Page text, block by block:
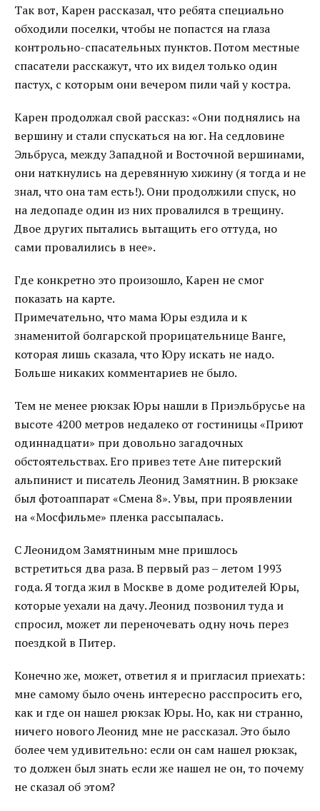
Так вот, Карен рассказал, что ребята специально
обходили поселки, чтобы не попастся на глаза
контрольно-спасательных пунктов. Потом местные
спасатели расскажут, что их видел только один
пастух, с которым они вечером пили чай у костра.
Карен продолжал свой рассказ: «Они поднялись на
вершину и стали спускаться на юг. На седловине
Эльбруса, между Западной и Восточной вершинами,
они наткнулись на деревянную хижину (я тогда и не
знал, что она там есть!). Они продолжили спуск, но
на ледопаде один из них провалился в трещину.
Двое других пытались вытащить его оттуда, но
сами провалились в нее».
Где конкретно это произошло, Карен не смог
показать на карте.
Примечательно, что мама Юры ездила и к
знаменитой болгарской прорицательнице Ванге,
которая лишь сказала, что Юру искать не надо.
Больше никаких комментариев не было.
Тем не менее рюкзак Юры нашли в Приэльбрусье на
высоте 4200 метров недалеко от гостиницы «Приют
одиннадцати» при довольно загадочных
обстоятельствах. Его привез тете Ане питерский
альпинист и писатель Леонид Замятнин. В рюкзаке
был фотоаппарат «Смена 8». Увы, при проявлении
на «Мосфильме» пленка рассыпалась.
С Леонидом Замятниным мне пришлось
встретиться два раза. В первый раз – летом 1993
года. Я тогда жил в Москве в доме родителей Юры,
которые уехали на дачу. Леонид позвонил туда и
спросил, может ли переночевать одну ночь перез
поездкой в Питер.
Конечно же, может, ответил я и пригласил приехать:
мне самому было очень интересно расспросить его,
как и где он нашел рюкзак Юры. Но, как ни странно,
ничего нового Леонид мне не рассказал. Это было
более чем удивительно: если он сам нашел рюкзак,
то должен был знать если же нашел не он, то почему
не сказал об этом?